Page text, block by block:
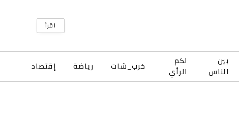
اقرأ
بين
الناس
لكم
الرأي
خرب_شات رياضة إقتصاد